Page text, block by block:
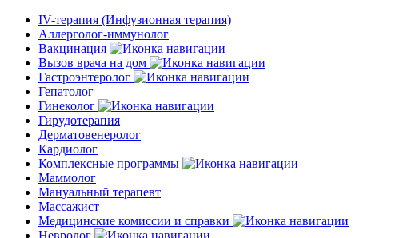
IV-терапия (Инфузионная терапия)
Аллерголог-иммунолог
Вакцинация
Вызов врача на дом
Гастроэнтеролог
Гепатолог
Гинеколог
Гирудотерапия
Дерматовенеролог
Кардиолог
Комплексные программы
Маммолог
Мануальный терапевт
Массажист
Медицинские комиссии и справки
Невролог